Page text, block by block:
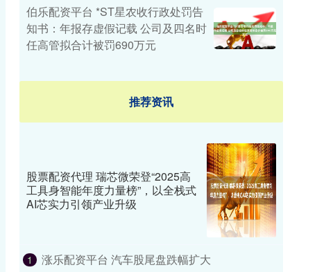
伯乐配资平台 *ST星农收行政处罚告
知书：年报存虚假记载 公司及四名时
任高管拟合计被罚690万元
推荐资讯
股票配资代理 瑞芯微荣登“2025高
工具身智能年度力量榜”，以全栈式
AI芯实力引领产业升级
1 涨乐配资平台 汽车股尾盘跌幅扩大